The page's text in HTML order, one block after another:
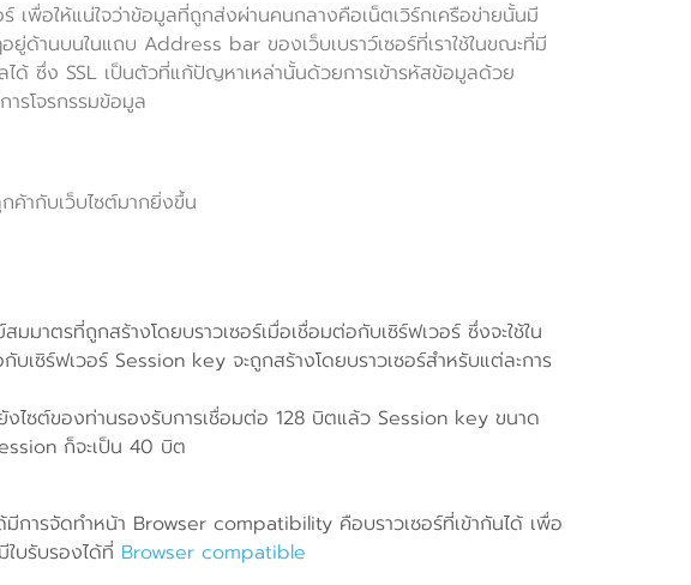
เพื่อให้แน่ใจว่าข้อมูลที่ถูกส่งผ่านคนกลางคือเน็ตเวิร์กเครือข่ายนั้นมี
นบนในแถบ Address bar ของเว็บเบราว์เซอร์ที่เราใช้ในขณะที่มี
ด้ ซึ่ง SSL เป็นตัวที่แก้ปัญหาเหล่านั้นด้วยการเข้ารหัสข้อมูลด้วย
รโจรกรรมข้อมูล
ค้ากับเว็บไซต์มากยิ่งขึ้น
ตรที่ถูกสร้างโดยบราวเซอร์เมื่อเชื่อมต่อกับเซิร์ฟเวอร์ ซึ่งจะใช้ใน
เซิร์ฟเวอร์ Session key จะถูกสร้างโดยบราวเซอร์สำหรับแต่ละการ
ไซต์ของท่านรองรับการเชื่อมต่อ 128 บิตแล้ว Session key ขนาด
ก็จะเป็น 40 บิต
การจัดทำหน้า Browser compatibility คือบราวเซอร์ที่เข้ากันได้ เพื่อ
ใบรับรองได้ที่ Browser compatible